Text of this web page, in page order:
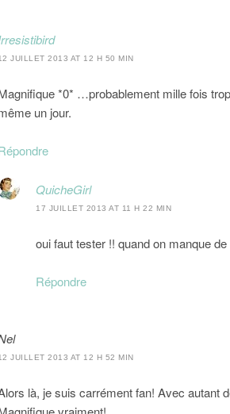
JUILLET 2013 AT 12 H 50 MIN
*0* …probablement mille fois
un jour.
QuicheGirl
17 JUILLET 2013 AT 11 H 22 MIN
oui faut tester !! quand on manque
Répondre
JUILLET 2013 AT 12 H 52 MIN
là, je suis carrément fan! Avec autant